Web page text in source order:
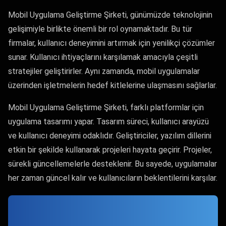
Mobil Uygulama Geliştirme Şirketi, günümüzde teknolojinin
gelişimiyle birlikte önemli bir rol oynamaktadır. Bu tür
firmalar, kullanıcı deneyimini artırmak için yenilikçi çözümler
sunar. Kullanıcı ihtiyaçlarını karşılamak amacıyla çeşitli
stratejiler geliştirirler. Aynı zamanda, mobil uygulamalar
üzerinden işletmelerin hedef kitlelerine ulaşmasını sağlarlar.
Mobil Uygulama Geliştirme Şirketi, farklı platformlar için
uygulama tasarımı yapar. Tasarım süreci, kullanıcı arayüzü
ve kullanıcı deneyimi odaklıdır. Geliştiriciler, yazılım dillerini
etkin bir şekilde kullanarak projeleri hayata geçirir. Projeler,
sürekli güncellemelerle desteklenir. Bu sayede, uygulamalar
her zaman güncel kalır ve kullanıcıların beklentilerini karşılar.